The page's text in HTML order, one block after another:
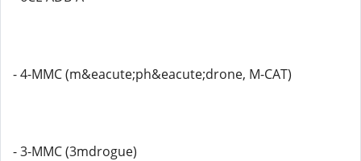
- 4-MMC (m&eacute;ph&eacute;drone, M-CAT)
- 3-MMC (3mdrogue)